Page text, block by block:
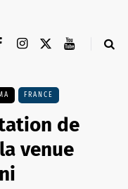
FRANCE
de
venue